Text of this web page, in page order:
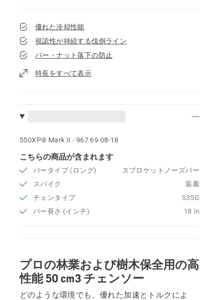
優れた冷却性能
視認性が持続する伐倒ライン
バー・ナット落下の防止
特長をすべて表示
550XP® Mark II - 967 69 08‑18
こちらの商品が含まれます
バータイプ (ロング)
スプロケットノーズバー
スパイク
装着
チェンタイプ
S35G
バー長さ (インチ)
18 in
プロの林業および樹木保全用の高
性能 50 cm3 チェンソー
どのような環境でも、優れた加速とトルクによ